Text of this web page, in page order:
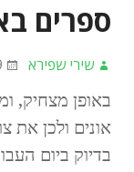
ספרים
שירי שפירא
באופן מצחיק,
אונים ולכן
בדיוק ביום